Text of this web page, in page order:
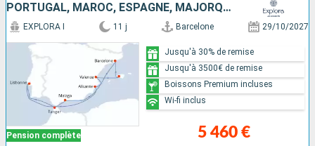
PORTUGAL, MAROC, ESPAGNE, MAJORQUE
Pension complète
EXPLORA I 11 j Barcelone 29/10/2027
5 460 €
Jusqu'à 30% de remise
Jusqu'à 3500€ de remise
Boissons Premium incluses
Wi-fi inclus